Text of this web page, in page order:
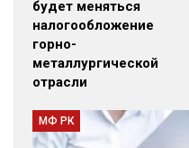
будет меняться
налогообложение
горно-
металлургической
отрасли
МФ РК